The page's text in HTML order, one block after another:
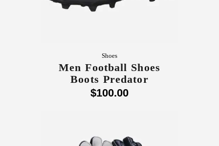
Shoes
Men Football Shoes
Boots Predator
$100.00